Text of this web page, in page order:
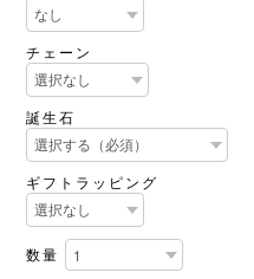
チェーン
誕生石
ギフトラッピング
数量